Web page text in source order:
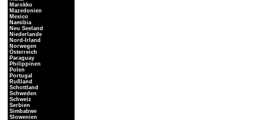
Marokko
Mazedonien
Mexico
Namibia
Neu Seeland
Niederlande
Nord-Irland
Norwegen
Österreich
Paraguay
Philippinen
Polen
Portugal
Rußland
Schottland
Schweden
Schweiz
Serbien
Simbabwe
Slowenien